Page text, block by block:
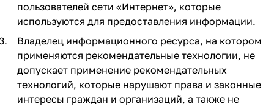
пользователей сети «Интернет», которые
используются для предоставления информации.
Владелец информационного ресурса, на котором
применяются рекомендательные технологии, не
допускает применение рекомендательных
технологий, которые нарушают права и законные
интересы граждан и организаций, а также не